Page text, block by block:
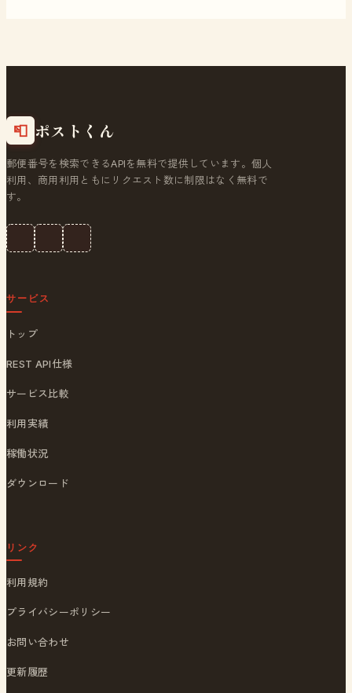
📮 ポストくん
郵便番号を検索できるAPIを無料で提供しています。個人
利用、商用利用ともにリクエスト数に制限はなく無料で
す。
サービス
トップ
REST API仕様
サービス比較
利用実績
稼働状況
ダウンロード
リンク
利用規約
プライバシーポリシー
お問い合わせ
更新履歴